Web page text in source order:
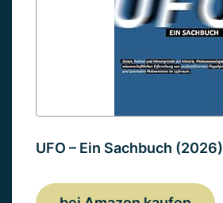
UFO – Ein Sachbuch (2026)